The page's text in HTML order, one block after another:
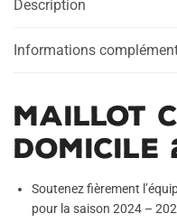
Description
Informations
Maillot
Domicile
Soutenez fièrement
pour la saison 2024 –